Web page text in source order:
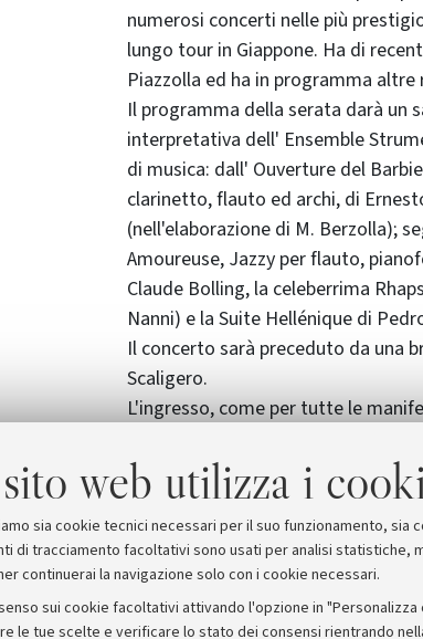
web utilizza i
sia cookie tecnici necessari per il suo funzionamento,
di tracciamento facoltativi sono usati per analisi
continuerai la navigazione solo con i cookie necessari.
sui cookie facoltativi attivando l'opzione in
le tue scelte e verificare lo stato dei consensi rientrando
numerosi concerti nelle più
lungo tour in Giappone. Ha di
Piazzolla ed ha in programma
Il programma della serata darà un
interpretativa dell' Ensemble
di musica: dall' Ouverture del
clarinetto, flauto ed archi, di
(nell'elaborazione di M. Berzolla);
Amoureuse, Jazzy per flauto,
Claude Bolling, la celeberrima
Nanni) e la Suite Hellénique di
Il concerto sarà preceduto da una
Scaligero.
L'ingresso, come per tutte le
presso la sede del Collegium
della settimana in cui verrà svolto
Allegato: biografia dell'Ensemble